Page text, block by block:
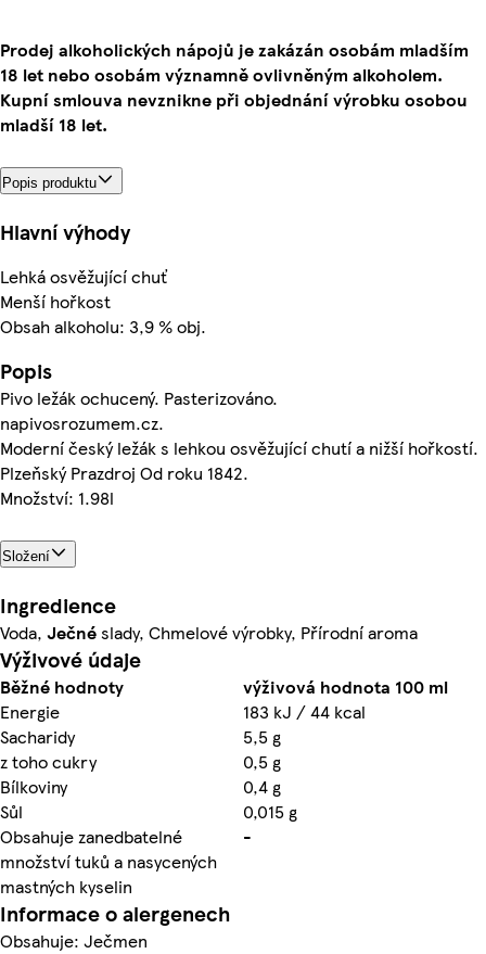
Prodej alkoholických nápojů je zakázán osobám mladším
18 let nebo osobám významně ovlivněným alkoholem.
Kupní smlouva nevznikne při objednání výrobku osobou
mladší 18 let.
Popis produktu
Hlavní výhody
Lehká osvěžující chuť
Menší hořkost
Obsah alkoholu: 3,9 % obj.
Popis
Pivo ležák ochucený. Pasterizováno.
napivosrozumem.cz.
Moderní český ležák s lehkou osvěžující chutí a nižší hořkostí.
Plzeňský Prazdroj Od roku 1842.
Množství: 1.98l
Složení
Ingredience
Voda, Ječnéslady, Chmelové výrobky, Přírodní aroma
Výživové údaje
Běžné hodnoty
výživová hodnota 100 ml
Energie
183 kJ / 44 kcal
Sacharidy
5,5 g
z toho cukry
0,5 g
Bílkoviny
0,4 g
Sůl
0,015 g
Obsahuje zanedbatelné
množství tuků a nasycených
mastných kyselin
-
Informace o alergenech
Obsahuje: Ječmen